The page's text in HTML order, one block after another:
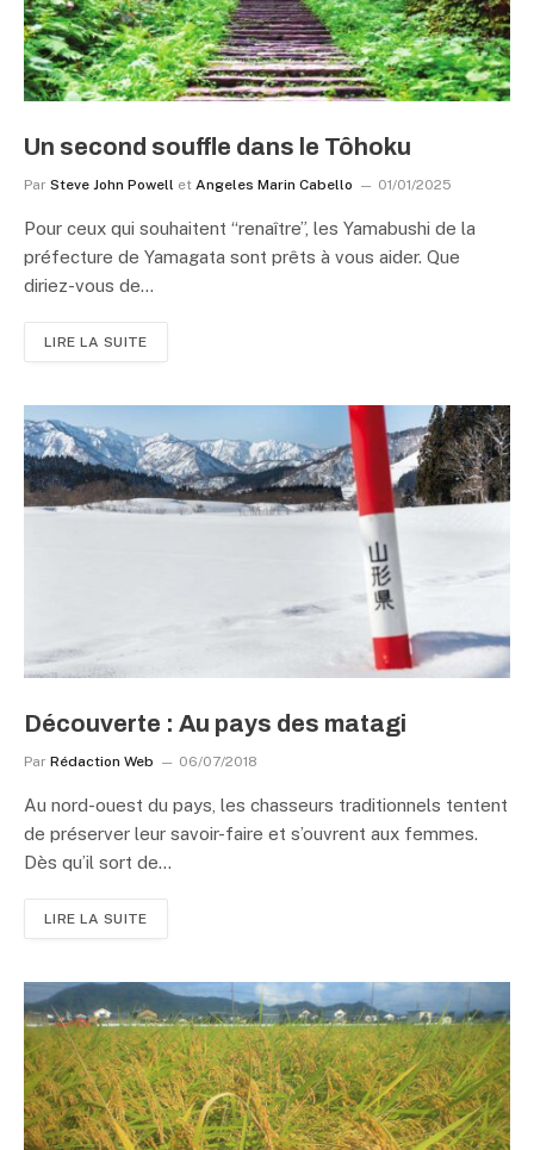
Un second souffle dans le Tôhoku
Par Steve John Powell et Angeles Marin Cabello 01/01/2025
Pour ceux qui souhaitent “renaître”, les Yamabushi de la
préfecture de Yamagata sont prêts à vous aider. Que
diriez-vous de…
LIRE LA SUITE
Découverte : Au pays des matagi
Par Rédaction Web 06/07/2018
Au nord-ouest du pays, les chasseurs traditionnels tentent
de préserver leur savoir-faire et s’ouvrent aux femmes.
Dès qu’il sort de…
LIRE LA SUITE